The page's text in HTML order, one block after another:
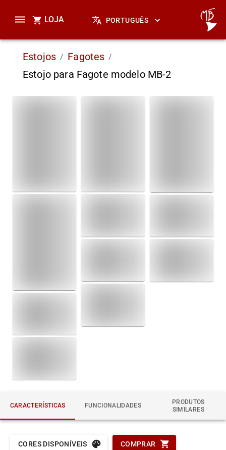
LOJA PORTUGUÊS
Estojos / Fagotes /
Estojo para Fagote modelo MB-2
CARACTERÍSTICAS FUNCIONALIDADES
PRODUTOS
SIMILARES
CORES DISPONÍVEIS COMPRAR